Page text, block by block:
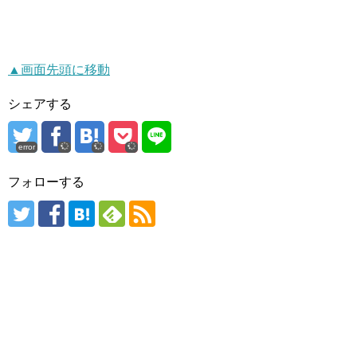
▲画面先頭に移動
シェアする
error
フォローする